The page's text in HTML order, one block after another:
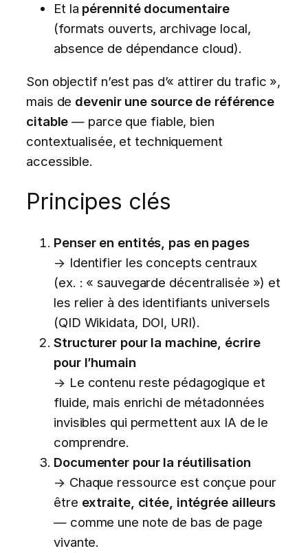
Et la pérennité documentaire
(formats ouverts, archivage local,
absence de dépendance cloud).
Son objectif n’est pas d’« attirer du trafic »,
mais de devenir une source de référence
citable — parce que fiable, bien
contextualisée, et techniquement
accessible.
Principes clés
Penser en entités, pas en pages
→ Identifier les concepts centraux
(ex. : « sauvegarde décentralisée ») et
les relier à des identifiants universels
(QID Wikidata, DOI, URI).
Structurer pour la machine, écrire
pour l’humain
→ Le contenu reste pédagogique et
fluide, mais enrichi de métadonnées
invisibles qui permettent aux IA de le
comprendre.
Documenter pour la réutilisation
→ Chaque ressource est conçue pour
être extraite, citée, intégrée ailleurs
— comme une note de bas de page
vivante.